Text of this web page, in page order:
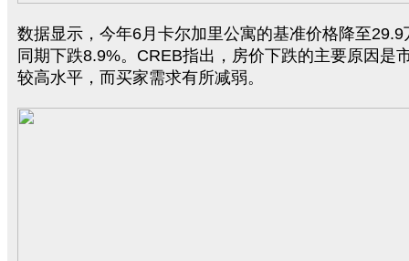
数据显示，今年6月卡尔加里公寓的基准价格降至
同期下跌8.9%。CREB指出，房价下跌的主要原因是
较高水平，而买家需求有所减弱。